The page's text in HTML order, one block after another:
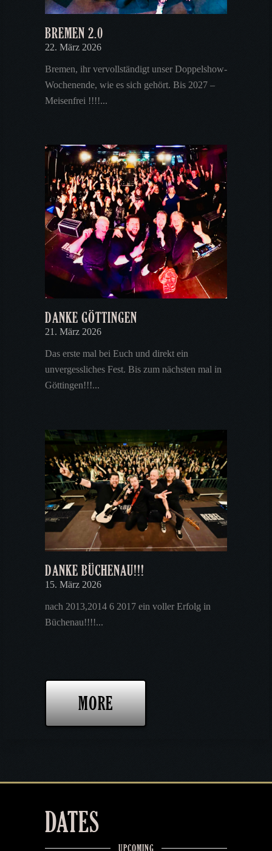
BREMEN 2.0
22. März 2026
Bremen, ihr vervollständigt unser Doppelshow-
Wochenende, wie es sich gehört. Bis 2027 –
Meisenfrei !!!!...
DANKE GÖTTINGEN
21. März 2026
Das erste mal bei Euch und direkt ein
unvergessliches Fest. Bis zum nächsten mal in
Göttingen!!!...
DANKE BÜCHENAU!!!
15. März 2026
nach 2013,2014 6 2017 ein voller Erfolg in
Büchenau!!!!...
MORE
DATES
UPCOMING